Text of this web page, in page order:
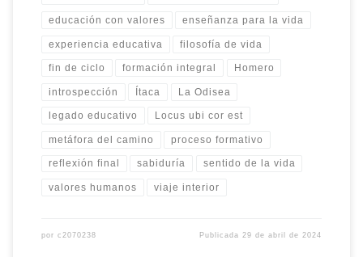
educación con valores enseñanza para la vida
experiencia educativa filosofía de vida
fin de ciclo formación integral Homero
introspección Ítaca La Odisea
legado educativo Locus ubi cor est
metáfora del camino proceso formativo
reflexión final sabiduría sentido de la vida
valores humanos viaje interior
por c2070238 Publicada 29 de abril de 2024